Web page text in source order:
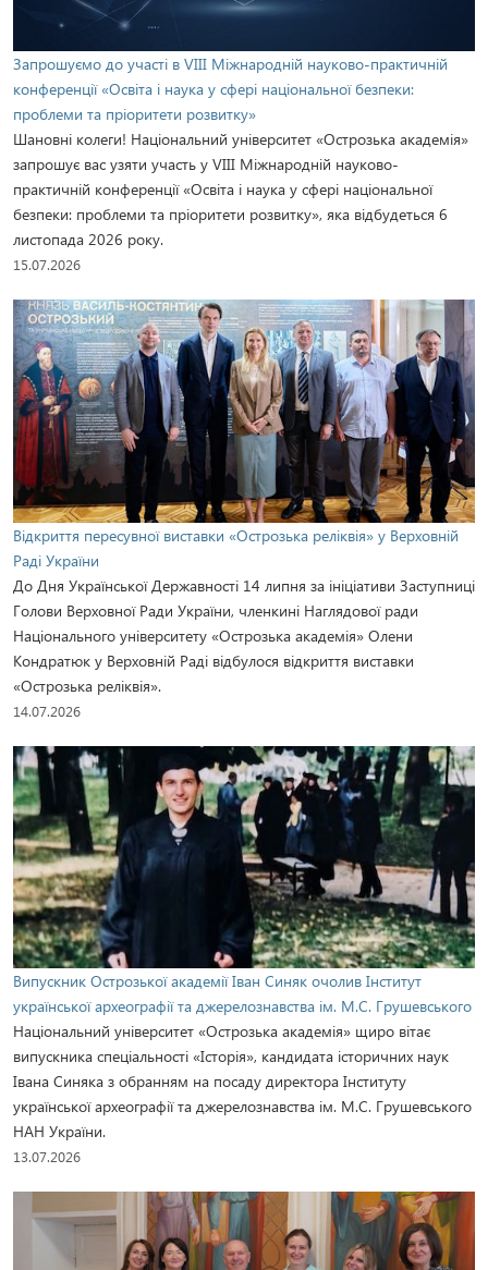
Запрошуємо до участі в VIII Міжнародній науково-практичній
конференції «Освіта і наука у сфері національної безпеки:
проблеми та пріоритети розвитку»
Шановні колеги! Національний університет «Острозька академія»
запрошує вас узяти участь у VIІI Міжнародній науково-
практичній конференції «Освіта і наука у сфері національної
безпеки: проблеми та пріоритети розвитку», яка відбудеться 6
листопада 2026 року.
15.07.2026
Відкриття пересувної виставки «Острозька реліквія» у Верховній
Раді України
До Дня Української Державності 14 липня за ініціативи Заступниці
Голови Верховної Ради України, членкині Наглядової ради
Національного університету «Острозька академія» Олени
Кондратюк у Верховній Раді відбулося відкриття виставки
«Острозька реліквія».
14.07.2026
Випускник Острозької академії Іван Синяк очолив Інститут
української археографії та джерелознавства ім. М.С. Грушевського
Національний університет «Острозька академія» щиро вітає
випускника спеціальності «Історія», кандидата історичних наук
Івана Синяка з обранням на посаду директора Інституту
української археографії та джерелознавства ім. М.С. Грушевського
НАН України.
13.07.2026